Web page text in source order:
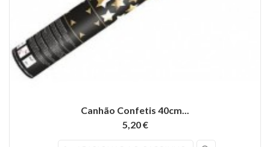
Canhão Confetis 40cm...
5,20 €